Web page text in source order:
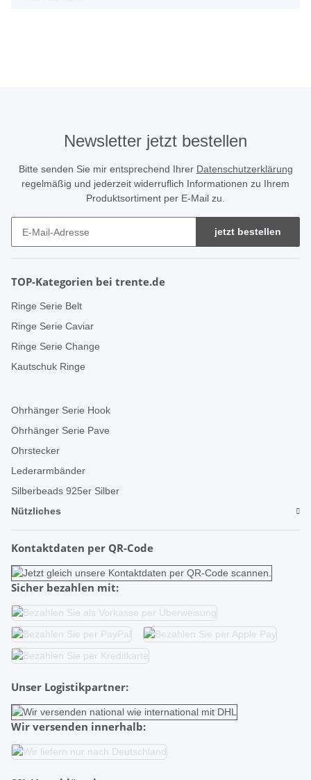
Newsletter jetzt bestellen
Bitte senden Sie mir entsprechend Ihrer Datenschutzerklärung
regelmäßig und jederzeit widerruflich Informationen zu Ihrem
Produktsortiment per E-Mail zu.
jetzt bestellen
TOP-Kategorien bei trente.de
Ringe Serie Belt
Ringe Serie Caviar
Ringe Serie Change
Kautschuk Ringe
Ohrhänger Serie Hook
Ohrhänger Serie Pave
Ohrstecker
Lederarmbänder
Silberbeads 925er Silber
Nützliches
Kontaktdaten per QR-Code
Sicher bezahlen mit:
Unser Logistikpartner:
Wir versenden innerhalb: